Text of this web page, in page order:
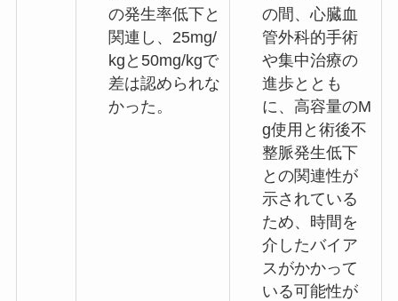
の発生率低下と
関連し、25mg/
kgと50mg/kgで
差は認められな
かった。
の間、心臓血
管外科的手術
や集中治療の
進歩ととも
に、高容量のM
g使用と術後不
整脈発生低下
との関連性が
示されている
ため、時間を
介したバイア
スがかかって
いる可能性が